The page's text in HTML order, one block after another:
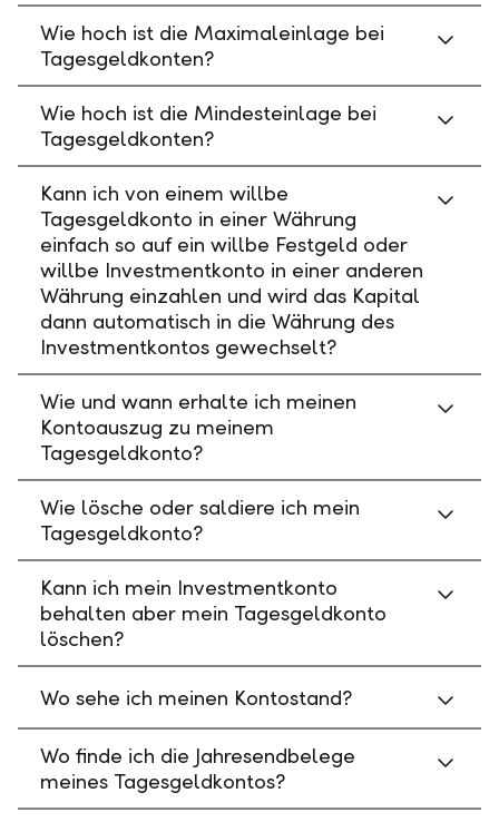
Wie hoch ist die Maximaleinlage bei
Tagesgeldkonten?
Wie hoch ist die Mindesteinlage bei
Tagesgeldkonten?
Kann ich von einem willbe
Tagesgeldkonto in einer Währung
einfach so auf ein willbe Festgeld oder
willbe Investmentkonto in einer anderen
Währung einzahlen und wird das Kapital
dann automatisch in die Währung des
Investmentkontos gewechselt?
Wie und wann erhalte ich meinen
Kontoauszug zu meinem
Tagesgeldkonto?
Wie lösche oder saldiere ich mein
Tagesgeldkonto?
Kann ich mein Investmentkonto
behalten aber mein Tagesgeldkonto
löschen?
Wo sehe ich meinen Kontostand?
Wo finde ich die Jahresendbelege
meines Tagesgeldkontos?